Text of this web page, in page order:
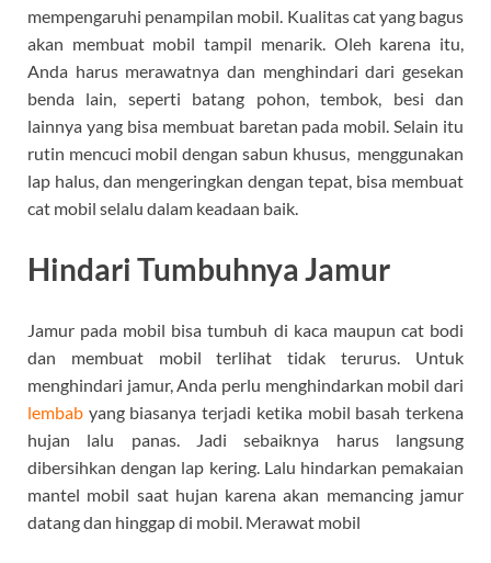
mempengaruhi penampilan mobil. Kualitas cat yang bagus
akan membuat mobil tampil menarik. Oleh karena itu,
Anda harus merawatnya dan menghindari dari gesekan
benda lain, seperti batang pohon, tembok, besi dan
lainnya yang bisa membuat baretan pada mobil. Selain itu
rutin mencuci mobil dengan sabun khusus, menggunakan
lap halus, dan mengeringkan dengan tepat, bisa membuat
cat mobil selalu dalam keadaan baik.
Hindari Tumbuhnya Jamur
Jamur pada mobil bisa tumbuh di kaca maupun cat bodi
dan membuat mobil terlihat tidak terurus. Untuk
menghindari jamur, Anda perlu menghindarkan mobil dari
lembab yang biasanya terjadi ketika mobil basah terkena
hujan lalu panas. Jadi sebaiknya harus langsung
dibersihkan dengan lap kering. Lalu hindarkan pemakaian
mantel mobil saat hujan karena akan memancing jamur
datang dan hinggap di mobil. Merawat mobil